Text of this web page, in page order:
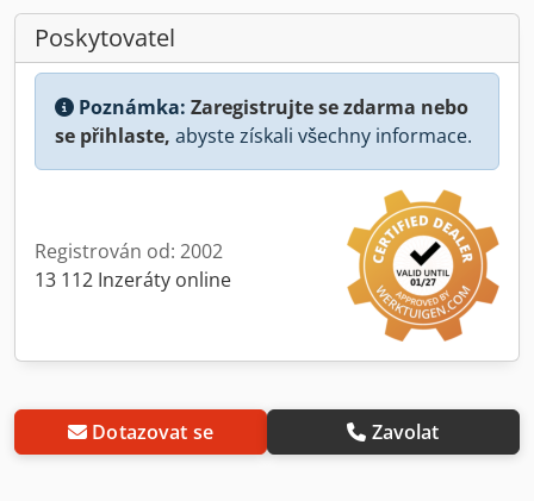
Poskytovatel
Poznámka: Zaregistrujte se zdarma nebo
se přihlaste, abyste získali všechny informace.
Registrován od: 2002
13 112 Inzeráty online
Dotazovat se Zavolat